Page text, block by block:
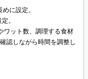
に設定。
。
ワット数、調理する食材
認しながら時間を調整し